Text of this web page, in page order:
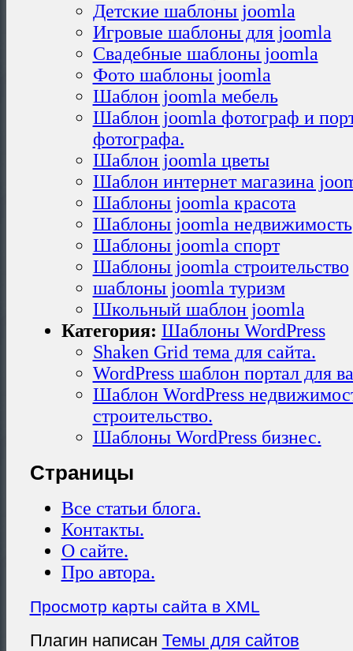
Детские шаблоны joomla
Игровые шаблоны для joomla
Свадебные шаблоны joomla
Фото шаблоны joomla
Шаблон joomla мебель
Шаблон joomla фотограф и
фотографа.
Шаблон joomla цветы
Шаблон интернет магазина
Шаблоны joomla красота
Шаблоны joomla недвижимость
Шаблоны joomla спорт
Шаблоны joomla строительство
шаблоны joomla туризм
Школьный шаблон joomla
Категория: Шаблоны WordPress
Shaken Grid тема для сайта.
WordPress шаблон портал для
Шаблон WordPress
строительство.
Шаблоны WordPress бизнес.
Страницы
Все статьи блога.
Контакты.
О сайте.
Про автора.
Просмотр карты сайта в XML
Плагин написан Темы для сайтов